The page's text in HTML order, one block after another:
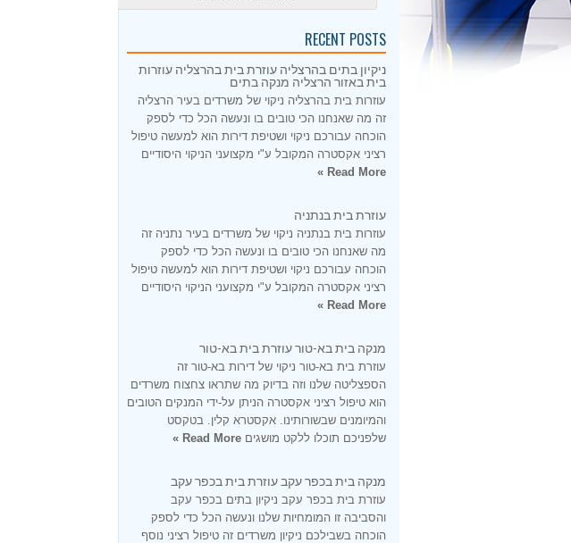
RECENT POSTS
ניקיון בתים בהרצליה עוזרת בית בהרצליה עוזרות
בית באזור הרצליה מנקה בתים
עוזרות בית בהרצליה ניקוי של משרדים בעיר הרצליה
זה מה שאנחנו הכי טובים בו ונעשה הכל כדי לספק
הוכחה עבורכם ניקוי ושטיפת דירות הוא למעשה טיפול
רציני אקסטרה המקובל ע"י מקצועני הניקוי היסודיים
Read More »
עוזרת בית בנתניה
עוזרות בית בנתניה ניקוי של משרדים בעיר נתניה זה
מה שאנחנו הכי טובים בו ונעשה הכל כדי לספק
הוכחה עבורכם ניקוי ושטיפת דירות הוא למעשה טיפול
רציני אקסטרה המקובל ע"י מקצועני הניקוי היסודיים
Read More »
מנקה בית בא-טור עוזרת בית בא-טור
עוזרת בית בא-טור ניקוי של דירות בא-טור זה
הספצליטה שלנו וזה בדיוק מה שתראו צחצוח משרדים
הוא טיפול רציני אקסטרה הניתן על-ידי המנקים הטובים
והמיומנים שבשורותינו. אקסטרא קלין. בטקסט
שלפניכם תוכלו ללקט מושגים Read More »
מנקה בית בכפר עקב עוזרת בית בכפר עקב
עוזרת בית בכפר עקב ניקיון בתים בכפר עקב
והסביבה זו המומחיות שלנו ונעשה הכל כדי לספק
הוכחה בשבילכם ניקיון משרדים זה טיפול רציני נוסף